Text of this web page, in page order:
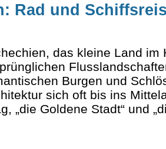
Rad und
das kleine Land im
Burgen und
sich oft bis ins
„die Goldene Stadt“ und